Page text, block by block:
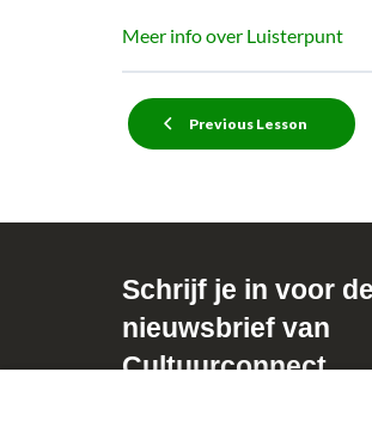
Meer info over Luisterpunt
Previous Lesson
Schrijf je in voor de
nieuwsbrief van
Cultuurconnect